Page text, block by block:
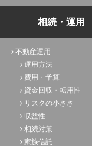
相続・運用
不動産運用
運用方法
費用・予算
資金回収・転用性
リスクの小ささ
収益性
相続対策
家族信託